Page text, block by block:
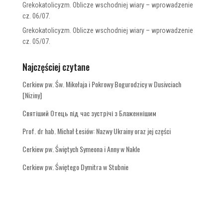
Grekokatolicyzm. Oblicze wschodniej wiary – wprowadzenie
cz. 06/07.
Grekokatolicyzm. Oblicze wschodniej wiary – wprowadzenie
cz. 05/07.
Najczęściej czytane
Cerkiew pw. Św. Mikołaja i Pokrowy Bogurodzicy w Dusivciach
[Niziny]
Святіший Отець під час зустрічі з Блаженнішим
Prof. dr hab. Michał Łesiów: Nazwy Ukrainy oraz jej części
Cerkiew pw. Świętych Symeona i Anny w Nakle
Cerkiew pw. Świętego Dymitra w Stubnie